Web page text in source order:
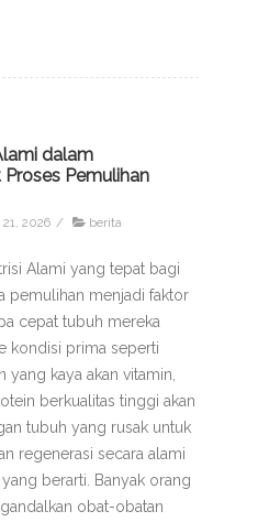
dalam
Pemulihan
2026 / berita
Alami yang tepat bagi
pemulihan menjadi faktor
cepat tubuh mereka
kondisi prima seperti
yang kaya akan vitamin,
berkualitas tinggi akan
tubuh yang rusak untuk
regenerasi secara alami
berarti. Banyak orang
obat-obatan